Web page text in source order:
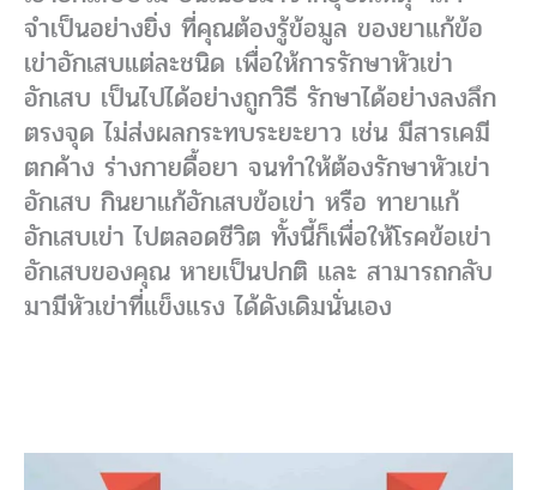
จำเป็นอย่างยิ่ง ที่คุณต้องรู้ข้อมูล ของยาแก้ข้อ
เข่าอักเสบแต่ละชนิด เพื่อให้การรักษาหัวเข่า
อักเสบ เป็นไปได้อย่างถูกวิธี รักษาได้อย่างลงลึก
ตรงจุด ไม่ส่งผลกระทบระยะยาว เช่น มีสารเคมี
ตกค้าง ร่างกายดื้อยา จนทำให้ต้องรักษาหัวเข่า
อักเสบ กินยาแก้อักเสบข้อเข่า หรือ ทายาแก้
อักเสบเข่า ไปตลอดชีวิต ทั้งนี้ก็เพื่อให้โรคข้อเข่า
อักเสบของคุณ หายเป็นปกติ และ สามารถกลับ
มามีหัวเข่าที่แข็งแรง ได้ดังเดิมนั่นเอง